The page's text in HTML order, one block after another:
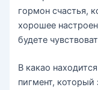
гормон счастья,
хорошее
будете
В какао
пигмент,